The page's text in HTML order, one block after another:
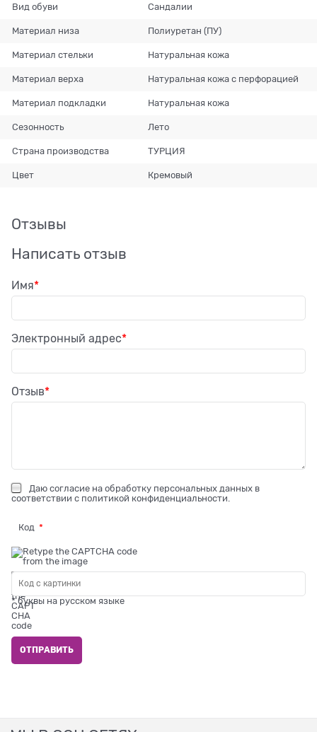
Вид обуви Сандалии
Материал низа Полиуретан (ПУ)
Материал стельки Натуральная кожа
Материал верха Натуральная кожа с перфорацией
Материал подкладки Натуральная кожа
Сезонность Лето
Страна производства ТУРЦИЯ
Цвет Кремовый
Отзывы
Написать отзыв
Имя
Электронный адрес
Отзыв
Даю согласие на обработку персональных данных в
соответствии с политикой конфиденциальности
Код
* буквы на русском языке